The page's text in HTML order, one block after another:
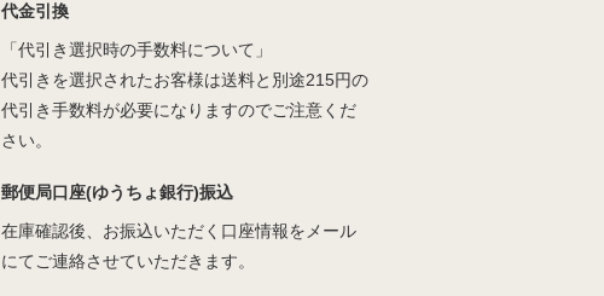
代金引換
「代引き選択時の手数料について」
代引きを選択されたお客様は送料と別途215円の
代引き手数料が必要になりますのでご注意くだ
さい。
郵便局口座(ゆうちょ銀行)振込
在庫確認後、お振込いただく口座情報をメール
にてご連絡させていただきます。